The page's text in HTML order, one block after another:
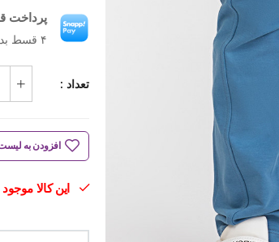
پرداخت
۴ قسط بدون کارمزد، ماهانه ۷۲۴٬۵۰۰ تومان
تعداد :
افزودن به
این کالا